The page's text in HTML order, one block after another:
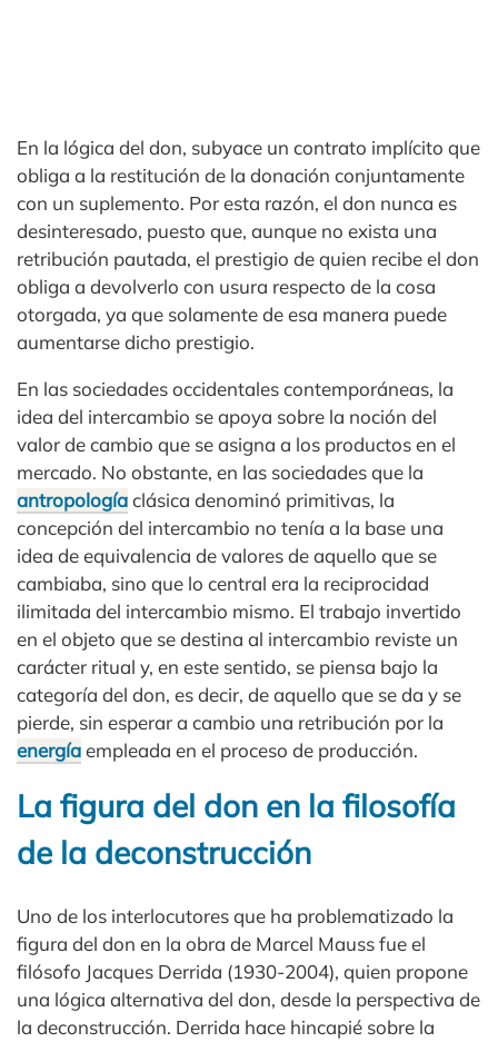
En la lógica del don, subyace un contrato implícito que
obliga a la restitución de la donación conjuntamente
con un suplemento. Por esta razón, el don nunca es
desinteresado, puesto que, aunque no exista una
retribución pautada, el prestigio de quien recibe el don
obliga a devolverlo con usura respecto de la cosa
otorgada, ya que solamente de esa manera puede
aumentarse dicho prestigio.
En las sociedades occidentales contemporáneas, la
idea del intercambio se apoya sobre la noción del
valor de cambio que se asigna a los productos en el
mercado. No obstante, en las sociedades que la
antropologíaclásica denominó primitivas, la
concepción del intercambio no tenía a la base una
idea de equivalencia de valores de aquello que se
cambiaba, sino que lo central era la reciprocidad
ilimitada del intercambio mismo. El trabajo invertido
en el objeto que se destina al intercambio reviste un
carácter ritual y, en este sentido, se piensa bajo la
categoría del don, es decir, de aquello que se da y se
pierde, sin esperar a cambio una retribución por la
energíaempleada en el proceso de producción.
La figura del don en la filosofía
de la deconstrucción
Uno de los interlocutores que ha problematizado la
figura del don en la obra de Marcel Mauss fue el
filósofo Jacques Derrida (1930-2004), quien propone
una lógica alternativa del don, desde la perspectiva de
la deconstrucción. Derrida hace hincapié sobre la